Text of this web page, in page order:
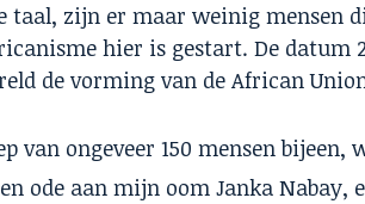
taal, zijn er maar weinig mensen
hier is gestart. De datum
de vorming van de African
ongeveer 150 mensen bijeen,
ode aan mijn oom Janka Nabay,